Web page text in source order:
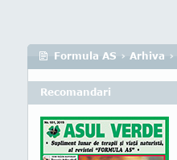
Formula AS › Arhiva ›
Recomandari